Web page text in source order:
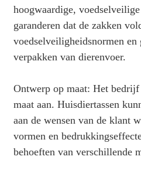
hoogwaardige,
garanderen dat de zakken
voedselveiligheidsnormen
verpakken van dierenvoer.
Ontwerp op maat: Het
maat aan. Huisdiertassen
aan de wensen van de klant
vormen en
behoeften van verschillende